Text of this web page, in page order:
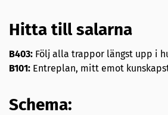
Hitta till salarna
B403: Följ alla trappor längst upp i
B101: Entreplan, mitt emot
Schema: